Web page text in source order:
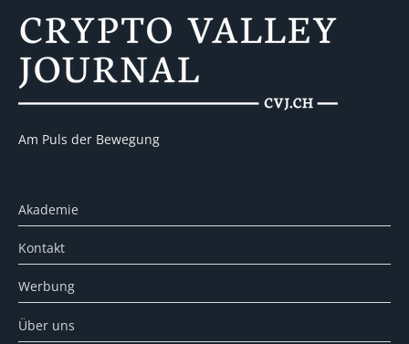
Am Puls der Bewegung
Akademie
Kontakt
Werbung
Über uns